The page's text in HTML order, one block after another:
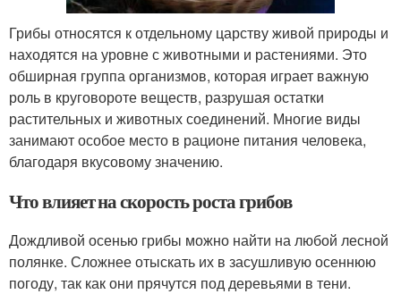
Грибы относятся к отдельному царству живой природы и
находятся на уровне с животными и растениями. Это
обширная группа организмов, которая играет важную
роль в круговороте веществ, разрушая остатки
растительных и животных соединений. Многие виды
занимают особое место в рационе питания человека,
благодаря вкусовому значению.
Что влияет на скорость роста грибов
Дождливой осенью грибы можно найти на любой лесной
полянке. Сложнее отыскать их в засушливую осеннюю
погоду, так как они прячутся под деревьями в тени.